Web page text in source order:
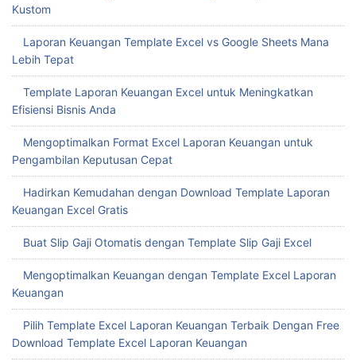
Kustom
Laporan Keuangan Template Excel vs Google Sheets Mana
Lebih Tepat
Template Laporan Keuangan Excel untuk Meningkatkan
Efisiensi Bisnis Anda
Mengoptimalkan Format Excel Laporan Keuangan untuk
Pengambilan Keputusan Cepat
Hadirkan Kemudahan dengan Download Template Laporan
Keuangan Excel Gratis
Buat Slip Gaji Otomatis dengan Template Slip Gaji Excel
Mengoptimalkan Keuangan dengan Template Excel Laporan
Keuangan
Pilih Template Excel Laporan Keuangan Terbaik Dengan Free
Download Template Excel Laporan Keuangan